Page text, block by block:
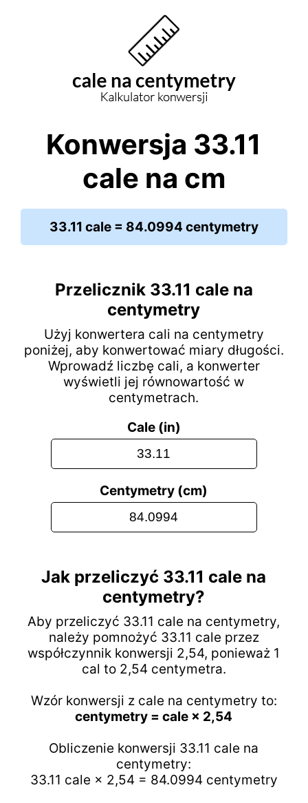
Konwersja 33.11
cale na cm
33.11 cale = 84.0994 centymetry
Przelicznik 33.11 cale na
centymetry
Użyj konwertera cali na centymetry
poniżej, aby konwertować miary długości.
Wprowadź liczbę cali, a konwerter
wyświetli jej równowartość w
centymetrach.
Cale (in)
Centymetry (cm)
Jak przeliczyć 33.11 cale na
centymetry?
Aby przeliczyć 33.11 cale na centymetry,
należy pomnożyć 33.11 cale przez
współczynnik konwersji 2,54, ponieważ 1
cal to 2,54 centymetra.
Wzór konwersji z cale na centymetry to:
centymetry = cale × 2,54
Obliczenie konwersji 33.11 cale na
centymetry:
33.11 cale × 2,54 = 84.0994 centymetry